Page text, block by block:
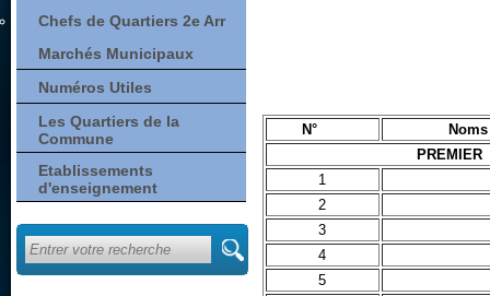
Chefs de Quartiers 2e Arr
Marchés Municipaux
Numéros Utiles
Les Quartiers de la
Commune
Etablissements
d'enseignement
N°
PREMIER
1
2
3
4
5